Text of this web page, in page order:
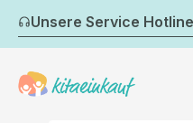
Zum Hauptinhalt springen
Unsere Service